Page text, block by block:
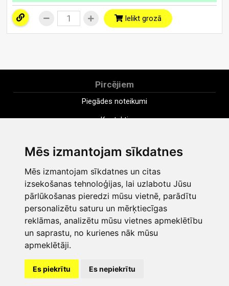
Mēs izmantojam sīkdatnes
Mēs izmantojam sīkdatnes un citas
izsekošanas tehnoloģijas, lai uzlabotu Jūsu
pārlūkošanas pieredzi mūsu vietnē, parādītu
personalizētu saturu un mērķtiecīgas
reklāmas, analizētu mūsu vietnes apmeklētību
un saprastu, no kurienes nāk mūsu
apmeklētāji.
Es piekrītu Es nepiekrītu
Ielikt grozā
Pircējiem
Piegādes noteikumi
Kontakti
Apmaksa
Distances pirkuma līgums
Noteikumi
Sīkdatnes
Privātuma politika
Mainīt sīkdatņu iestatījumus
shop@vudlande.lv